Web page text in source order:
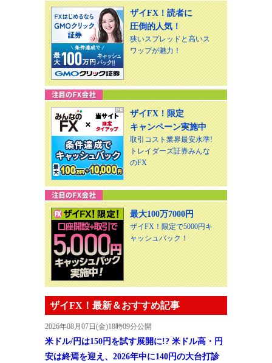
ザイFX！読者に
圧倒的人気！
狭いスプレッドと高いス
ワップが魅力！
ザイFX！限定
キャンペーン実施中
取引コスト業界最安水準!
トレイダーズ証券みんな
のFX
最大100万7000円
ザイFX！限定で5000円キ
ャッシュバック！
ザイFX！最新＆おすすめ記事
2026年08月07日(金)18時09分公開
米ドル/円は150円を試す展開に!? 米ドル高・円
安は終焉を迎え、2026年中に140円の大台打診